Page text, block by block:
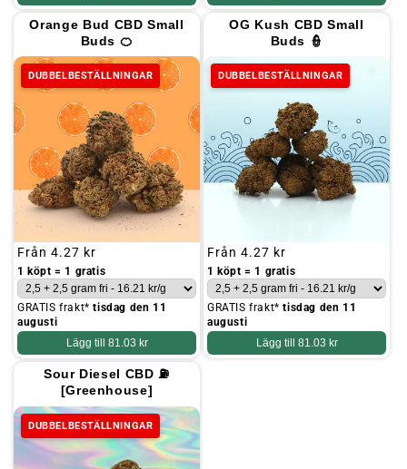
Orange Bud CBD Small
Buds 🍊
DUBBELBESTÄLLNINGAR
Ordinarie
pris
Från 4.27 kr
1 köpt = 1 gratis
GRATIS frakt*tisdag den 11
augusti
Lägg till 81.03 kr
OG Kush CBD Small
Buds 👮
DUBBELBESTÄLLNINGAR
Ordinarie
pris
Från 4.27 kr
1 köpt = 1 gratis
GRATIS frakt*tisdag den 11
augusti
Lägg till 81.03 kr
Sour Diesel CBD ⛽
[Greenhouse]
DUBBELBESTÄLLNINGAR